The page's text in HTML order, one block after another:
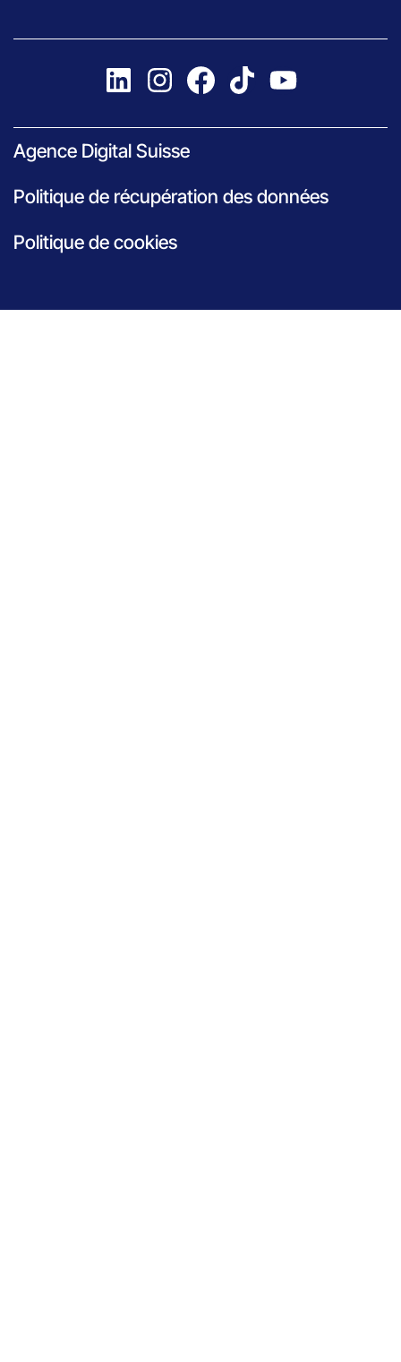
Agence Digital Suisse
Politique de récupération des données
Politique de cookies